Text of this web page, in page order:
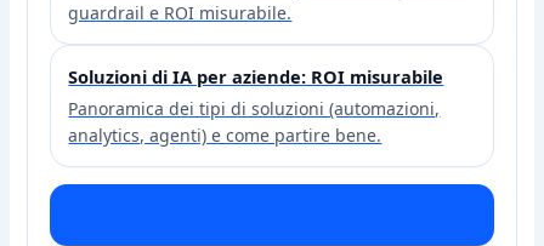
guardrail e ROI misurabile.
Soluzioni di IA per aziende: ROI misurabile
Panoramica dei tipi di soluzioni (automazioni,
analytics, agenti) e come partire bene.